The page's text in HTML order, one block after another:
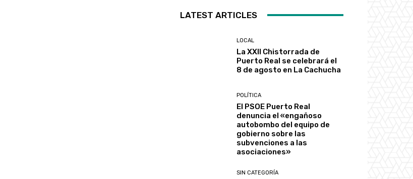
LATEST ARTICLES
LOCAL
La XXII Chistorrada de
Puerto Real se celebrará el
8 de agosto en La Cachucha
POLÍTICA
El PSOE Puerto Real
denuncia el «engañoso
autobombo del equipo de
gobierno sobre las
subvenciones a las
asociaciones»
SIN CATEGORÍA